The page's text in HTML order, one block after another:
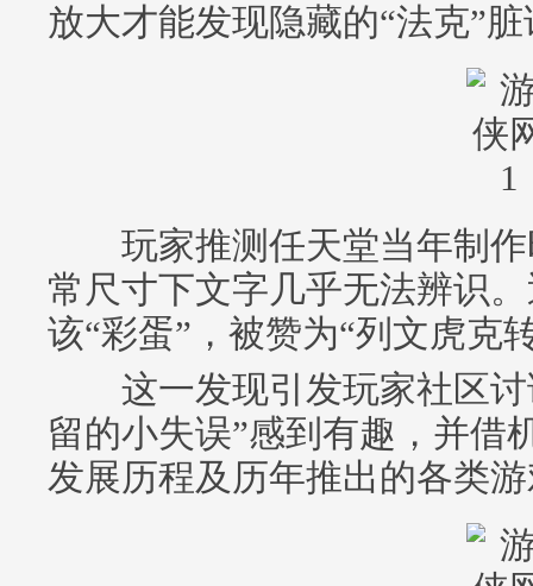
放大才能发现隐藏的“法克”
玩家推测任天堂当年制
常尺寸下文字几乎无法辨识
该“彩蛋”，被赞为“列文虎克
这一发现引发玩家社区讨
留的小失误”感到有趣，并借
发展历程及历年推出的各类